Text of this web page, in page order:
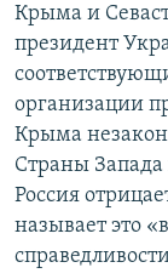
Крыма и
президент
организации
Крыма
Страны
Россия
называет это